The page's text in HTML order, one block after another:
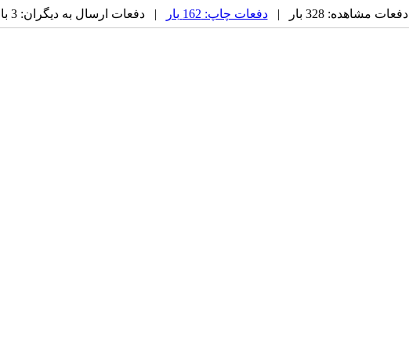
دفعات مشاهده: 328 بار | دفعات چاپ: 162 بار | دفعات ارسال به دیگران: 3 بار |